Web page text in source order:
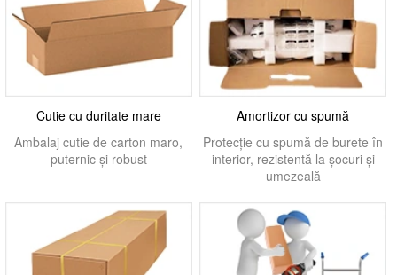
Cutie cu duritate mare
Ambalaj cutie de carton maro,
puternic și robust
Amortizor cu spumă
Protecție cu spumă de burete în
interior, rezistentă la șocuri și
umezeală